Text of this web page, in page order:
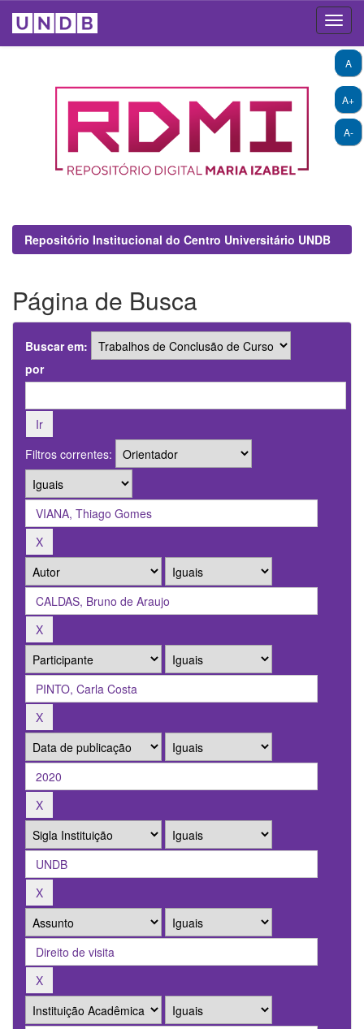
A+
A-
A
Repositório Institucional do Centro Universitário UNDB
Página de Busca
Buscar em:
por
Filtros correntes: